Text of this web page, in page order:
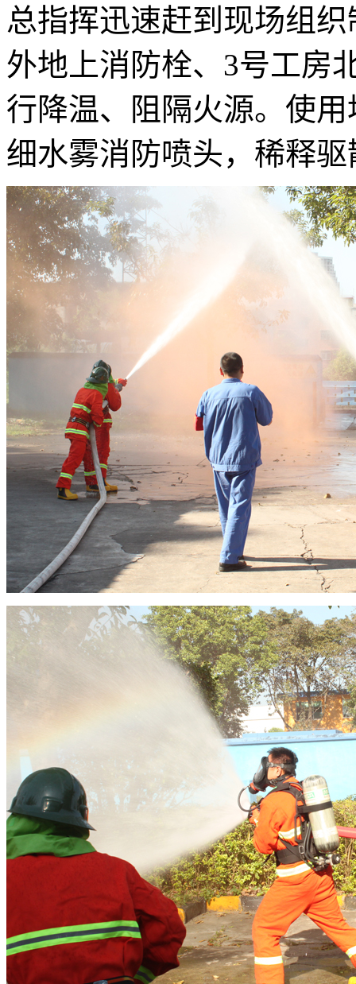
总指挥迅速赶到现场组
外地上消防栓、3号工房
行降温、阻隔火源。使
细水雾消防喷头，稀释